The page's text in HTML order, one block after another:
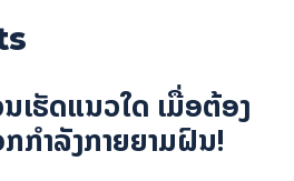
ເຮັດແນວໃດ ເມື່ອຕ້ອງ
ກຳລັງກາຍຍາມຝົນ!